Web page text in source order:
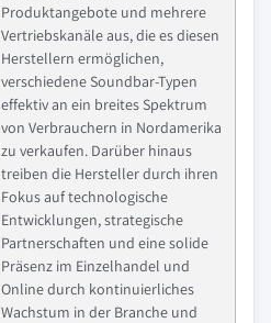
Produktangebote und mehrere
Vertriebskanäle aus, die es diesen
Herstellern ermöglichen,
verschiedene Soundbar-Typen
effektiv an ein breites Spektrum
von Verbrauchern in Nordamerika
zu verkaufen. Darüber hinaus
treiben die Hersteller durch ihren
Fokus auf technologische
Entwicklungen, strategische
Partnerschaften und eine solide
Präsenz im Einzelhandel und
Online durch kontinuierliches
Wachstum in der Branche und